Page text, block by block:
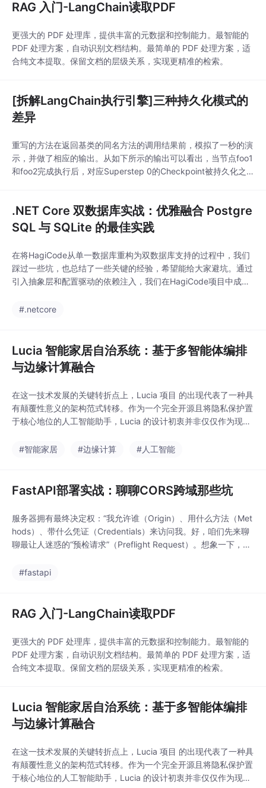
RAG 入门-LangChain读取PDF
更强大的 PDF 处理库，提供丰富的元数据和控制能力。最智能的
PDF 处理方案，自动识别文档结构。最简单的 PDF 处理方案，适
合纯文本提取。保留文档的层级关系，实现更精准的检索。
[拆解LangChain执行引擎]三种持久化模式的
差异
重写的方法在返回基类的同名方法的调用结果前，模拟了一秒的演
示，并做了相应的输出。从如下所示的输出可以看出，当节点foo1
和foo2完成执行后，对应Superstep 0的Checkpoint被持久化之
式的输出结果，可以看出Superstep 1针对节点bar1和b
.NET Core 双数据库实战：优雅融合 Postgre
SQL 与 SQLite 的最佳实践
在将HagiCode从单一数据库重构为双数据库支持的过程中，我们
踩过一些坑，也总结了一些关键的经验，希望能给大家避坑。通过
引入抽象层和配置驱动的依赖注入，我们在HagiCode项目中成功
了新开发者的上手门槛（不需要装 PG），也为生产环境提供了坚
#.netcore
Lucia 智能家居自治系统：基于多智能体编排
与边缘计算融合
在这一技术发展的关键转折点上，Lucia 项目 的出现代表了一种具
有颠覆性意义的架构范式转移。作为一个完全开源且将隐私保护置
于核心地位的人工智能助手，Lucia 的设计初衷并非仅仅作为现有
ome 的完整且卓越的替代方案。该项目托管于 GitHub 平台，由开
#智能家居 #边缘计算 #人工智能
FastAPI部署实战：聊聊CORS跨域那些坑
服务器拥有最终决定权：“我允许谁（Origin）、用什么方法（Met
hods）、带什么凭证（Credentials）来访问我。好，咱们先来聊
聊最让人迷惑的“预检请求”（Preflight Request）。想象一下，你
端应用是想要来吃饭的客人（运行在浏览器里）。- 客人：“老板，
#fastapi
RAG 入门-LangChain读取PDF
更强大的 PDF 处理库，提供丰富的元数据和控制能力。最智能的
PDF 处理方案，自动识别文档结构。最简单的 PDF 处理方案，适
合纯文本提取。保留文档的层级关系，实现更精准的检索。
Lucia 智能家居自治系统：基于多智能体编排
与边缘计算融合
在这一技术发展的关键转折点上，Lucia 项目 的出现代表了一种具
有颠覆性意义的架构范式转移。作为一个完全开源且将隐私保护置
于核心地位的人工智能助手，Lucia 的设计初衷并非仅仅作为现有